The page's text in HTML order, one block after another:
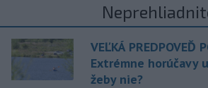
VEĽKÁ PREDPOVEĎ
Extrémne horúčavy
žeby nie?